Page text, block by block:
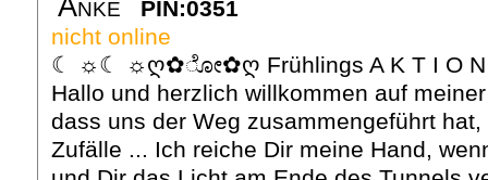
PIN:0351
nicht online
☾ ☼☾ ☼ღ✿ೋ✿ღ Frühlings A K T I
Hallo und herzlich willkommen auf
dass uns der Weg zusammengeführt
Zufälle ... Ich reiche Dir meine Hand,